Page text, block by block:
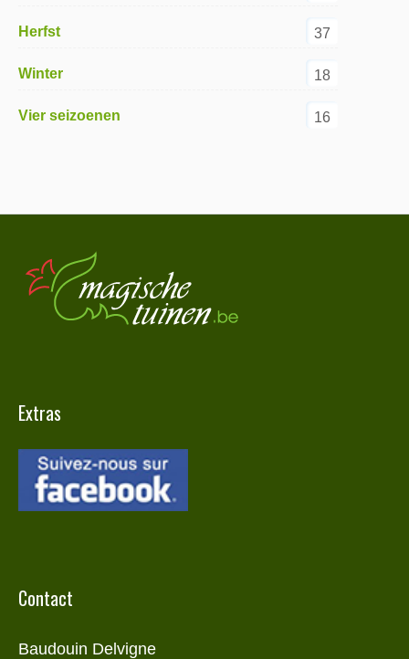
Herfst 37
Winter 18
Vier seizoenen 16
Extras
Contact
Baudouin Delvigne